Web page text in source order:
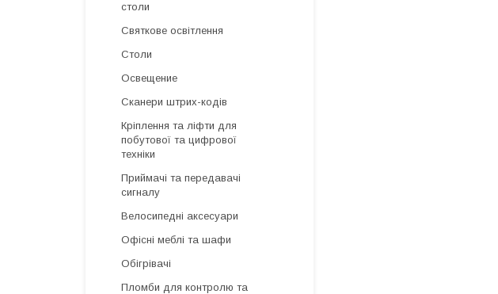
столи
Святкове освітлення
Столи
Освещение
Сканери штрих-кодів
Кріплення та ліфти для
побутової та цифрової
техніки
Приймачі та передавачі
сигналу
Велосипедні аксесуари
Офісні меблі та шафи
Обігрівачі
Пломби для контролю та